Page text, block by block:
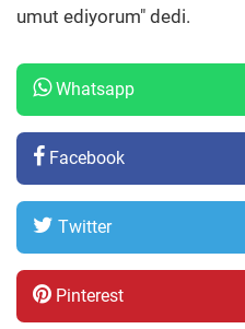
umut ediyorum" dedi.
Whatsapp
Facebook
Twitter
Pinterest